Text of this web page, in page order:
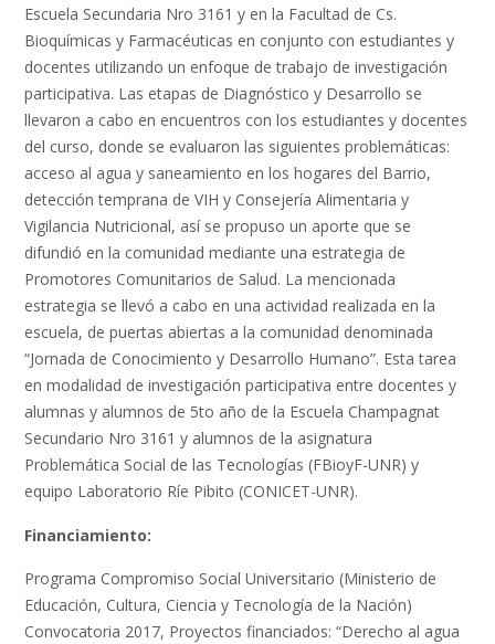
Escuela Secundaria Nro 3161 y en la Facultad de Cs.
Bioquímicas y Farmacéuticas en conjunto con estudiantes y
docentes utilizando un enfoque de trabajo de investigación
participativa. Las etapas de Diagnóstico y Desarrollo se
llevaron a cabo en encuentros con los estudiantes y docentes
del curso, donde se evaluaron las siguientes problemáticas:
acceso al agua y saneamiento en los hogares del Barrio,
detección temprana de VIH y Consejería Alimentaria y
Vigilancia Nutricional, así se propuso un aporte que se
difundió en la comunidad mediante una estrategia de
Promotores Comunitarios de Salud. La mencionada
estrategia se llevó a cabo en una actividad realizada en la
escuela, de puertas abiertas a la comunidad denominada
“Jornada de Conocimiento y Desarrollo Humano”. Esta tarea
en modalidad de investigación participativa entre docentes y
alumnas y alumnos de 5to año de la Escuela Champagnat
Secundario Nro 3161 y alumnos de la asignatura
Problemática Social de las Tecnologías (FBioyF-UNR) y
equipo Laboratorio Ríe Pibito (CONICET-UNR).
Financiamiento:
Programa Compromiso Social Universitario (Ministerio de
Educación, Cultura, Ciencia y Tecnología de la Nación)
Convocatoria 2017, Proyectos financiados: “Derecho al agua